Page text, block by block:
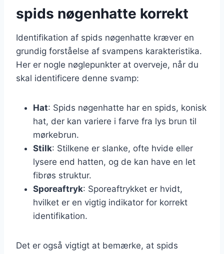
spids nøgenhatte korrekt
Identifikation af spids nøgenhatte kræver en
grundig forståelse af svampens karakteristika.
Her er nogle nøglepunkter at overveje, når du
skal identificere denne svamp:
Hat: Spids nøgenhatte har en spids, konisk
hat, der kan variere i farve fra lys brun til
mørkebrun.
Stilk: Stilkene er slanke, ofte hvide eller
lysere end hatten, og de kan have en let
fibrøs struktur.
Sporeaftryk: Sporeaftrykket er hvidt,
hvilket er en vigtig indikator for korrekt
identifikation.
Det er også vigtigt at bemærke, at spids